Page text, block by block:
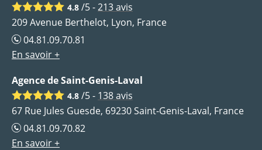
4.8 /5 -213avis
209 Avenue Berthelot, Lyon, France
04.81.09.70.81
En savoir +
Agence de Saint-Genis-Laval
4.8 /5 - 138avis
67 Rue Jules Guesde, 69230 Saint-Genis-Laval, France
04.81.09.70.82
En savoir +